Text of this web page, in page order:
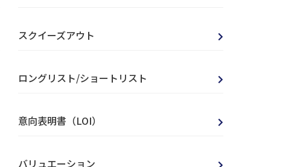
スクイーズアウト
ロングリスト/ショートリスト
意向表明書（LOI）
バリュエーション